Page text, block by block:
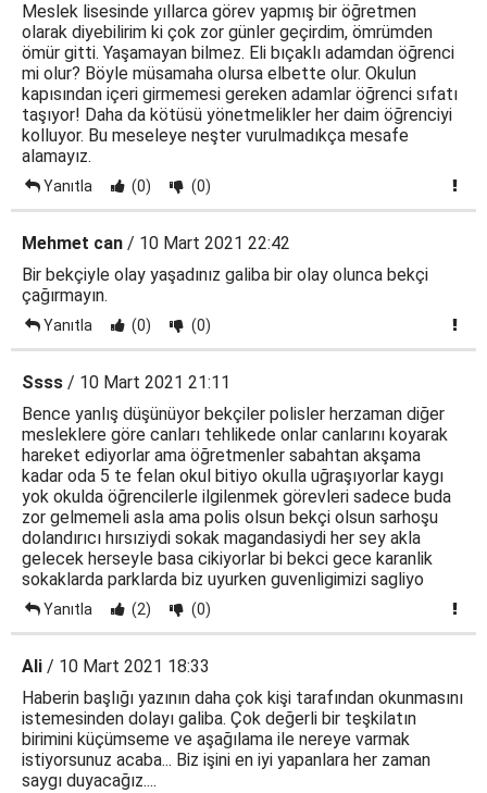
Meslek lisesinde yıllarca görev yapmış bir öğretmen
olarak diyebilirim ki çok zor günler geçirdim, ömrümden
ömür gitti. Yaşamayan bilmez. Eli bıçaklı adamdan öğrenci
mi olur? Böyle müsamaha olursa elbette olur. Okulun
kapısından içeri girmemesi gereken adamlar öğrenci sıfatı
taşıyor! Daha da kötüsü yönetmelikler her daim öğrenciyi
kolluyor. Bu meseleye neşter vurulmadıkça mesafe
alamayız.
Yanıtla (0) (0)
Mehmet can / 10 Mart 2021 22:42
Bir bekçiyle olay yaşadınız galiba bir olay olunca bekçi
çağırmayın.
Yanıtla (0) (0)
Ssss / 10 Mart 2021 21:11
Bence yanlış düşünüyor bekçiler polisler herzaman diğer
mesleklere göre canları tehlikede onlar canlarını koyarak
hareket ediyorlar ama öğretmenler sabahtan akşama
kadar oda 5 te felan okul bitiyo okulla uğraşıyorlar kaygı
yok okulda öğrencilerle ilgilenmek görevleri sadece buda
zor gelmemeli asla ama polis olsun bekçi olsun sarhoşu
dolandırıcı hırsıziydi sokak magandasiydi her sey akla
gelecek herseyle basa cikiyorlar bi bekci gece karanlik
sokaklarda parklarda biz uyurken guvenligimizi sagliyo
Yanıtla (2) (0)
Ali / 10 Mart 2021 18:33
Haberin başlığı yazının daha çok kişi tarafından okunmasını
istemesinden dolayı galiba. Çok değerli bir teşkilatın
birimini küçümseme ve aşağılama ile nereye varmak
istiyorsunuz acaba... Biz işini en iyi yapanlara her zaman
saygı duyacağız....